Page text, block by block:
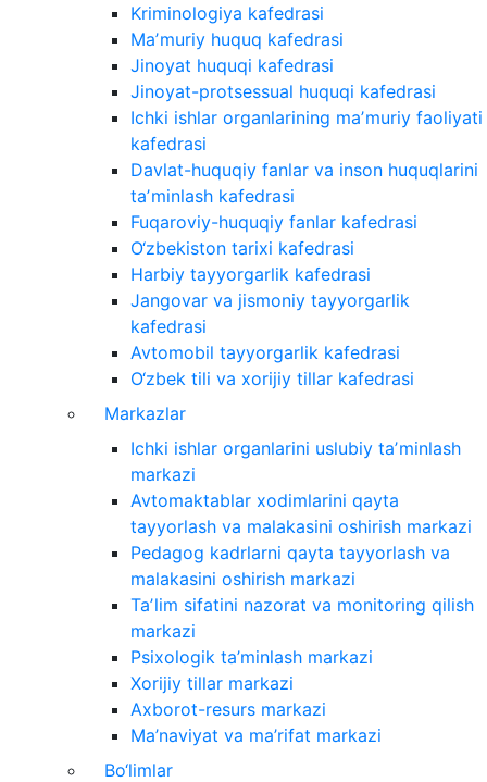
Kriminologiya kafedrasi
Maʼmuriy huquq kafedrasi
Jinoyat huquqi kafedrasi
Jinoyat-protsessual huquqi kafedrasi
Ichki ishlar organlarining maʼmuriy faoliyati
kafedrasi
Davlat-huquqiy fanlar va inson huquqlarini
taʼminlash kafedrasi
Fuqaroviy-huquqiy fanlar kafedrasi
O‘zbekiston tarixi kafedrasi
Harbiy tayyorgarlik kafedrasi
Jangovar va jismoniy tayyorgarlik
kafedrasi
Avtomobil tayyorgarlik kafedrasi
O‘zbek tili va xorijiy tillar kafedrasi
Markazlar
Ichki ishlar organlarini uslubiy taʼminlash
markazi
Avtomaktablar xodimlarini qayta
tayyorlash va malakasini oshirish markazi
Pedagog kadrlarni qayta tayyorlash va
malakasini oshirish markazi
Taʼlim sifatini nazorat va monitoring qilish
markazi
Psixologik ta’minlash markazi
Xorijiy tillar markazi
Axborot-resurs markazi
Ma’naviyat va ma’rifat markazi
Bo‘limlar